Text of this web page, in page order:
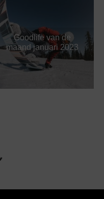
Goodlife van de
maand januari 2023